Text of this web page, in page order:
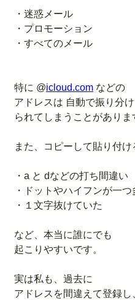
・迷惑メール
・プロモーション
・すべてのメール
特に @icloud.com などの
アドレスは 自動で振り分け
られてしまうことがありま
また、コピーして貼り付
・a と dなどの打ち間違い
・ドットやハイフンが一つ
・１文字抜けていた
など、本当に誰にでも
起こりやすいです。
実は私も、過去に
アドレスを間違えて登録し